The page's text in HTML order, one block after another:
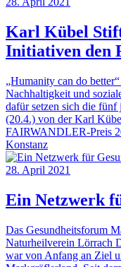
Karl Kübel
Initiativen den
„Humanity can do
Nachhaltigkeit und
dafür setzen sich die fünf
(20.4.) von der Karl
FAIRWANDLER-Preis
Konstanz
28. April 2021
Ein Netzwerk
Das Gesundheitsforum
Naturheilverein Lörrach
war von Anfang an Ziel